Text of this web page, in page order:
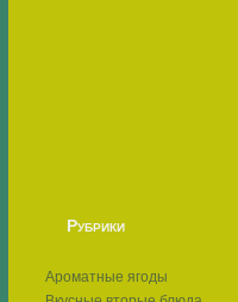
Рубрики
Ароматные ягоды